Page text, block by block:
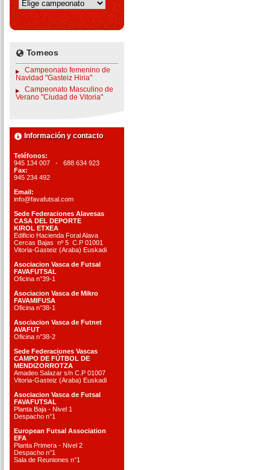
Torneos
Campeonato femenino de
Navidad "Gasteiz Hiria"
Campeonato Masculino de
Verano "Ciudad de Vitoria"
Información y contacto
Teléfonos:
945 134 007 - 688 634 923
Fax:
945 234 492
Email:
info@favafutsal.com
Sede Federaciones Alavesas
CASA DEL DEPORTE
KIROL ETXEA
Edificio Hacienda Foral Alava
Cercas Bajas nº 5 C.P 01001
Vitoria-Gasteiz (Araba) Euskadi
Asociacion Vasca de Futsal
FAVAFUTSAL
Oficina n°39-1
Asociacion Vasca de Mikro
FAVAMIFUSA
Oficina n°38-1
Asociacion Vasca de Futnet
AVAFUT
Oficina n°38-2
Sede Federaciones Vascas
CAMPO DE FÚTBOL DE
MENDIZORROTZA
Amadeo Salazar s/n C.P 01007
Vitoria-Gasteiz (Araba) Euskadi
Asociacion Vasca de Futsal
FAVAFUTSAL
Planta Baja - Nivel 1
Despacho n°1
European Futsal Association
EFA
Planta Primera - Nivel 2
Despacho n°1
Sala de Reuniones n°1